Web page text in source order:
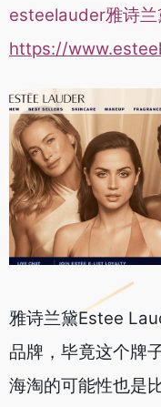
esteelauder雅诗兰
https://
雅诗兰黛Estee
品牌，毕竟这个牌
海淘的可能性也是